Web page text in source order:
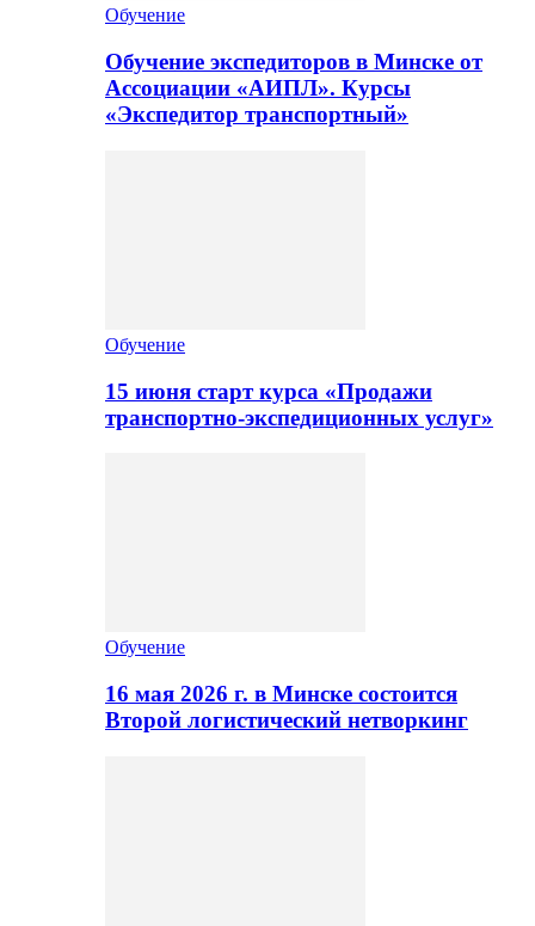
Обучение
Обучение экспедиторов в Минске от
Ассоциации «АИПЛ». Курсы
«Экспедитор транспортный»
Обучение
15 июня старт курса «Продажи
транспортно-экспедиционных услуг»
Обучение
16 мая 2026 г. в Минске состоится
Второй логистический нетворкинг